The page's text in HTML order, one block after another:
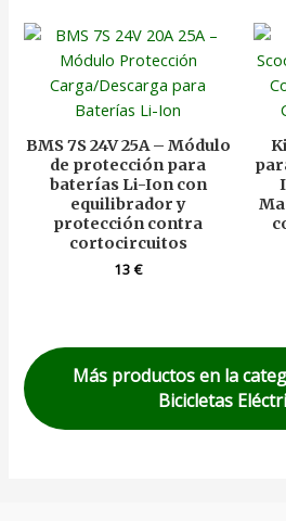
BMS 7S 24V 25A – Módulo
de protección para
baterías Li-Ion con
equilibrador y
protección contra
cortocircuitos
13€
Más productos en la
Bicicletas